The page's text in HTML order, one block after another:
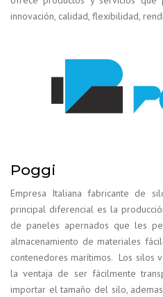
innovación, calidad, flexibilidad,
Poggi
Empresa Italiana fabricante de
principal diferencial es la
de paneles apernados que les
almacenamiento de materiales
contenedores marítimos. Los silos
la ventaja de ser fácilmente
importar el tamaño del silo,